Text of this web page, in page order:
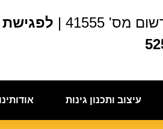
מס' 41555 |
עיצוב ותכנון גינות אודותינו